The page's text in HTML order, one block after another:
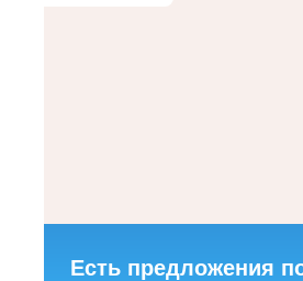
Есть предложения